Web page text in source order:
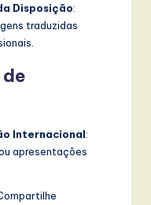
Disposição:
traduzidas
Internacional:
apresentações